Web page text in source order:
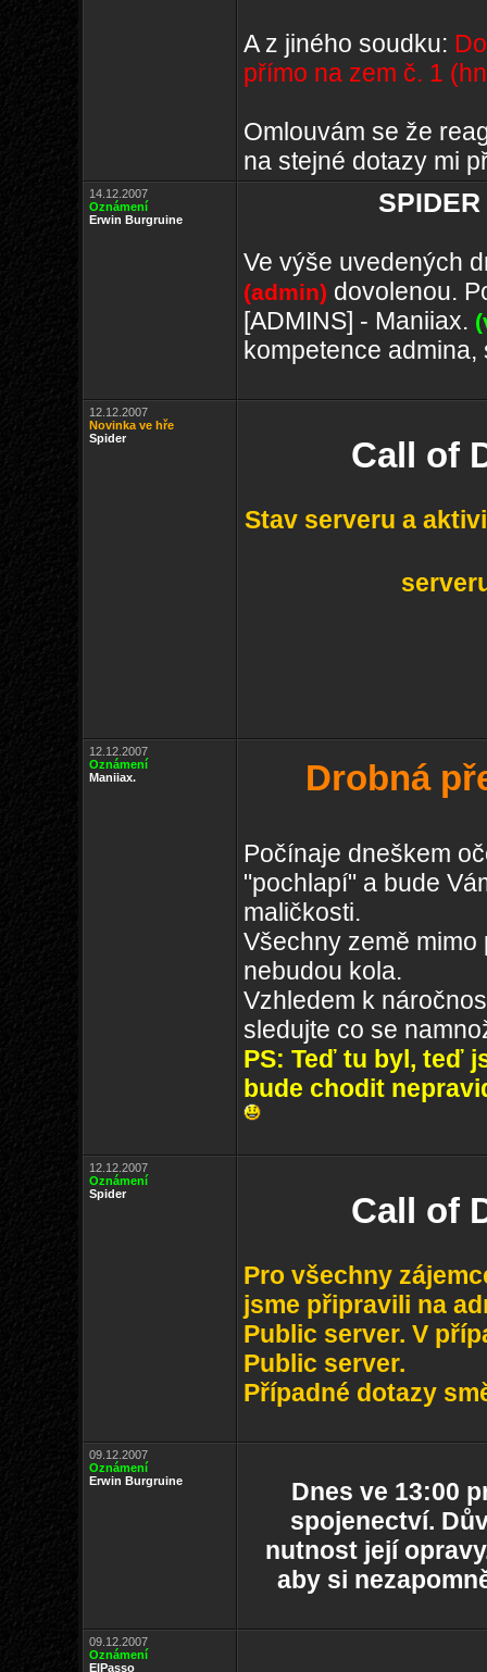
A z jiného soudku:
přímo na zem č. 1
Omlouvám se že
na stejné dotazy mi
14.12.2007
Oznámení
Erwin Burgruine
Ve výše uvedených
(admin) dovolenou.
[ADMINS] - Maniiax.
kompetence
12.12.2007
Novinka ve hře
Spider
Call of
Stav serveru a
12.12.2007
Oznámení
Maniiax.
Drobná
Počínaje dneškem
"pochlapí" a bude
maličkosti.
Všechny země
nebudou kola.
Vzhledem k
sledujte co se
PS: Teď tu byl, teď
bude chodit
12.12.2007
Oznámení
Spider
Call of
Pro všechny
jsme připravili na
Public server. V
Public server.
Případné dotazy
09.12.2007
Oznámení
Erwin Burgruine
Dnes ve 13:00
spojenectví.
nutnost její
aby si
09.12.2007
Oznámení
ElPasso